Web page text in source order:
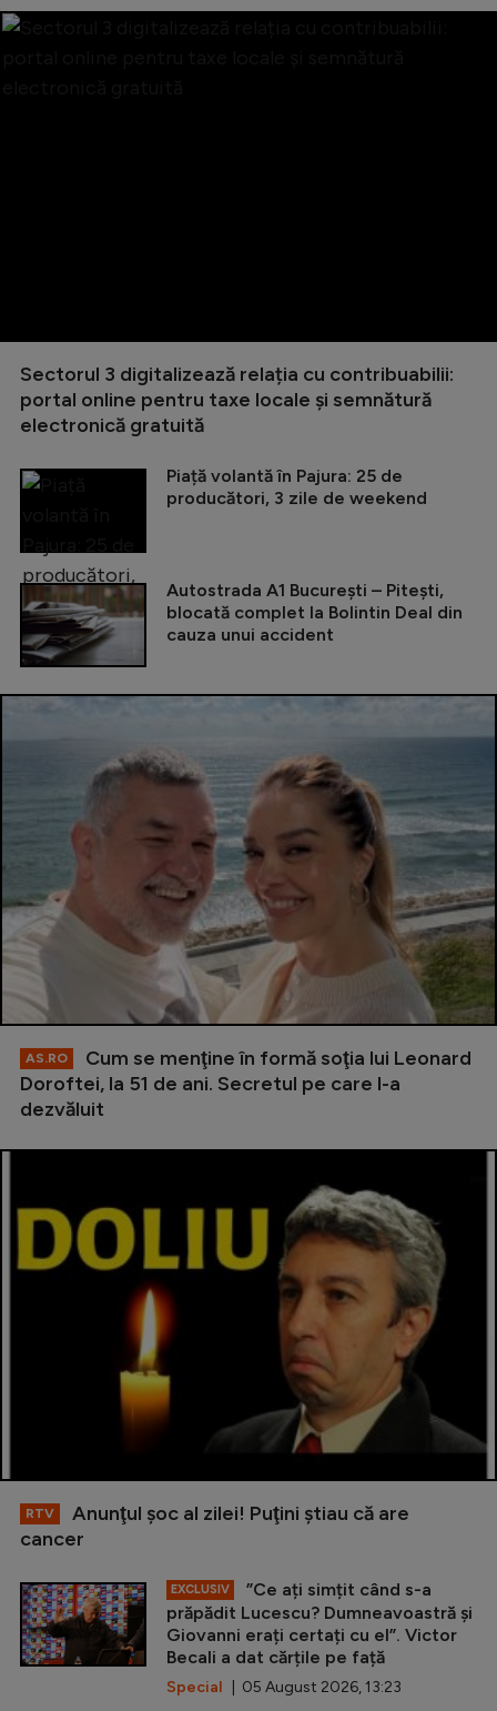
Sectorul 3 digitalizează relația cu contribuabilii:
portal online pentru taxe locale și semnătură
electronică gratuită
Piață volantă în Pajura: 25 de
producători, 3 zile de weekend
Autostrada A1 București – Pitești,
blocată complet la Bolintin Deal din
cauza unui accident
AS.RO
Cum se menţine în formă soţia lui Leonard
Doroftei, la 51 de ani. Secretul pe care l-a
dezvăluit
RTV
Anunţul şoc al zilei! Puţini ştiau că are
cancer
EXCLUSIV
”Ce ați simțit când s-a
prăpădit Lucescu? Dumneavoastră și
Giovanni erați certați cu el”. Victor
Becali a dat cărțile pe față
Special | 05 August 2026, 13:23